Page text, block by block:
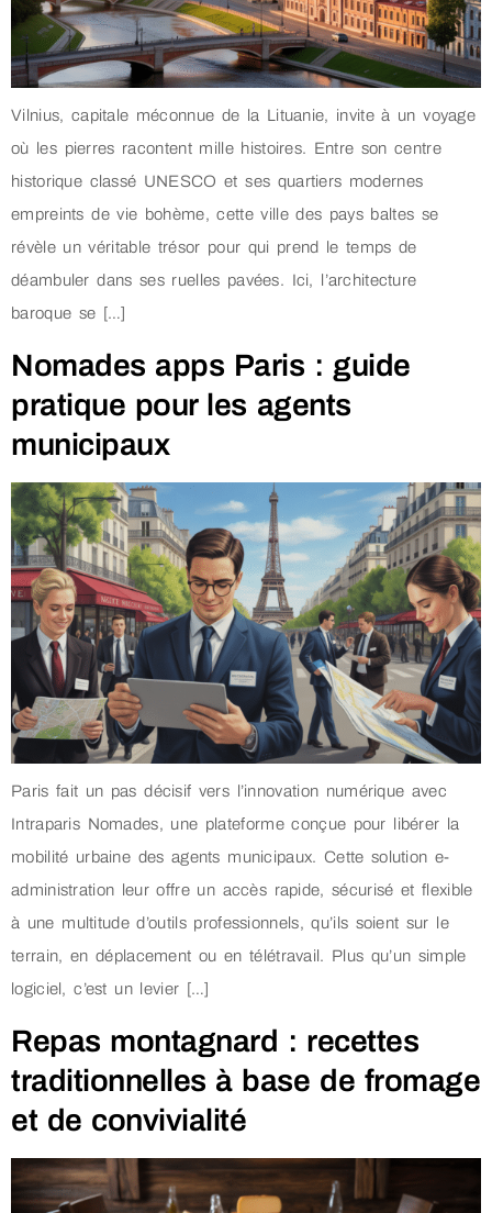
Vilnius, capitale méconnue de la Lituanie, invite à un voyage
où les pierres racontent mille histoires. Entre son centre
historique classé UNESCO et ses quartiers modernes
empreints de vie bohème, cette ville des pays baltes se
révèle un véritable trésor pour qui prend le temps de
déambuler dans ses ruelles pavées. Ici, l’architecture
baroque se […]
Nomades apps Paris : guide
pratique pour les agents
municipaux
Paris fait un pas décisif vers l’innovation numérique avec
Intraparis Nomades, une plateforme conçue pour libérer la
mobilité urbaine des agents municipaux. Cette solution e-
administration leur offre un accès rapide, sécurisé et flexible
à une multitude d’outils professionnels, qu’ils soient sur le
terrain, en déplacement ou en télétravail. Plus qu’un simple
logiciel, c’est un levier […]
Repas montagnard : recettes
traditionnelles à base de fromage
et de convivialité